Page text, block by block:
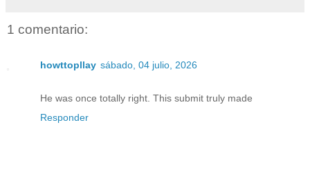
1 comentario:
howttopllay sábado, 04 julio, 2026
He was once totally right. This submit truly made
Responder